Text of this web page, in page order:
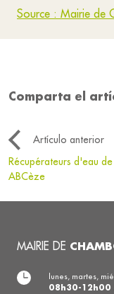
Source : Mairie de
Comparta el
Artículo anterior
Récupérateurs d'eau
ABCèze
MAIRIE DE
lunes, martes,
08h30-